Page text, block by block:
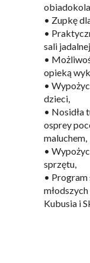
• Zupkę
•
sali
•
opieką
•
dzieci,
• Nosidła
osprey
maluchem,
•
sprzętu,
• Program
Kubusia i